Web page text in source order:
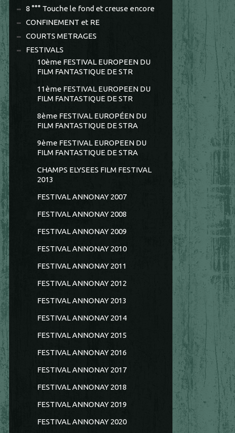
8 °°° Touche le fond et creuse encore
CONFINEMENT et RE
COURTS METRAGES
FESTIVALS
10ème FESTIVAL EUROPEEN DU
FILM FANTASTIQUE DE STR
11ème FESTIVAL EUROPEEN DU
FILM FANTASTIQUE DE STR
8ème FESTIVAL EUROPÉEN DU
FILM FANTASTIQUE DE STRA
9ème FESTIVAL EUROPEEN DU
FILM FANTASTIQUE DE STRA
CHAMPS ELYSEES FILM FESTIVAL
2013
FESTIVAL ANNONAY 2007
FESTIVAL ANNONAY 2008
FESTIVAL ANNONAY 2009
FESTIVAL ANNONAY 2010
FESTIVAL ANNONAY 2011
FESTIVAL ANNONAY 2012
FESTIVAL ANNONAY 2013
FESTIVAL ANNONAY 2014
FESTIVAL ANNONAY 2015
FESTIVAL ANNONAY 2016
FESTIVAL ANNONAY 2017
FESTIVAL ANNONAY 2018
FESTIVAL ANNONAY 2019
FESTIVAL ANNONAY 2020